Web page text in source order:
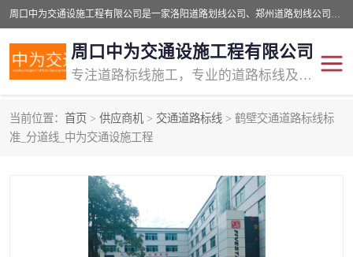
周口中为交通设施工程有限公司是一家洛阳道路划线公司、郑州道路划线公司、平顶山道路车位划线公司、开封车位划线公司、许昌道路车位划线公司、漯河道路车位划线公司，公司始终坚持“诚信、匠心、专注”的宗旨；我们的经营理念是：的服务。
周口中为交通设施工程有限公司
专注道路标线施工，专业的道路标线及交通设施施工服务商!
当前位置： 首页 > 供应商机 > 交通道路标线 > 鹤壁交通道路标线标
准_分道线_中为交通设施工程
交通道路标线
道路标线划线 马路标线
道路划线